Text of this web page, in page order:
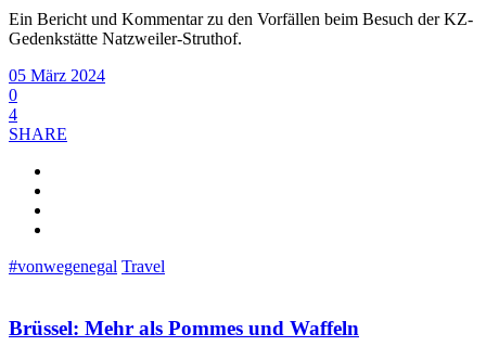
Ein Bericht und Kommentar zu den Vorfällen beim Besuch der KZ-
Gedenkstätte Natzweiler-Struthof.
05 März 2024
0
4
SHARE
#vonwegenegal Travel
Brüssel: Mehr als Pommes und Waffeln